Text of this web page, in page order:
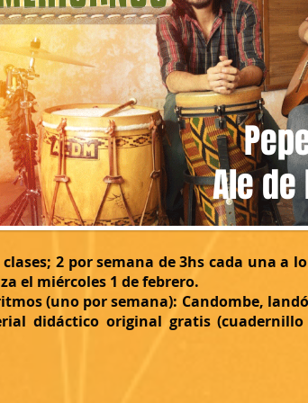
Ale
2 por semana de 3hs cada una a
el miércoles 1 de febrero.
(uno por semana): Candombe,
didáctico original gratis